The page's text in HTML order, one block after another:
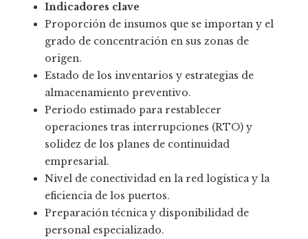
Indicadores clave
Proporción de insumos que se importan y el
grado de concentración en sus zonas de
origen.
Estado de los inventarios y estrategias de
almacenamiento preventivo.
Periodo estimado para restablecer
operaciones tras interrupciones (RTO) y
solidez de los planes de continuidad
empresarial.
Nivel de conectividad en la red logística y la
eficiencia de los puertos.
Preparación técnica y disponibilidad de
personal especializado.